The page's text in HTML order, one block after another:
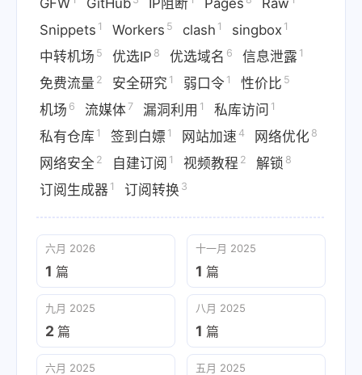
GFW GitHub IP阻断 Pages Raw
Snippets 1 Workers 5 clash 1 singbox 1
中转机场 5 优选IP 8 优选域名 6 信息泄露 1
免费流量 2 安全研究 1 弱口令 1 性价比 5
机场 6 流媒体 7 漏洞利用 1 私库访问 1
私有仓库 1 签到白嫖 1 网站加速 4 网络优化 8
网络安全 2 自建订阅 1 视频教程 2 解锁 8
订阅生成器 1 订阅转换 3
六月 2026
1 篇
十一月 2025
1 篇
九月 2025
2 篇
八月 2025
1 篇
六月 2025 五月 2025